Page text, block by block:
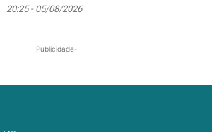
20:25 - 05/08/2026
- Publicidade-